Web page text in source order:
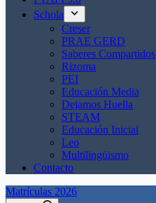
Schola
Creser
PRAE GERD
Saberes Compartidos
Rizoma
PEI
Educación Media
Dejamos Huella
STEAM
Educación Inicial
Leo
Multilingüismo
Contacto
Matrículas 2026